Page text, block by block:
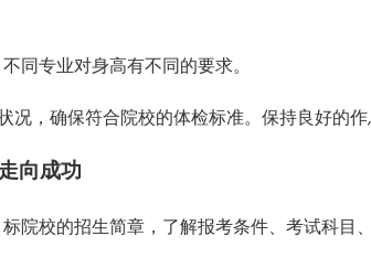
不同专业对身高有不同的要求。
况，确保符合院校的体检标准。保持良好的作
向成功
标院校的招生简章，了解报考条件、考试科目